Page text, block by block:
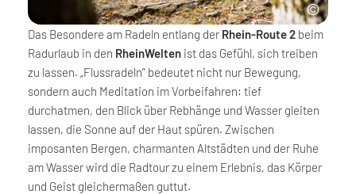
Das Besondere am Radeln entlang der Rhein-Route 2 beim
Radurlaub in den RheinWelten ist das Gefühl, sich treiben
zu lassen. „Flussradeln“ bedeutet nicht nur Bewegung,
sondern auch Meditation im Vorbeifahren: tief
durchatmen, den Blick über Rebhänge und Wasser gleiten
lassen, die Sonne auf der Haut spüren. Zwischen
imposanten Bergen, charmanten Altstädten und der Ruhe
am Wasser wird die Radtour zu einem Erlebnis, das Körper
und Geist gleichermaßen guttut.